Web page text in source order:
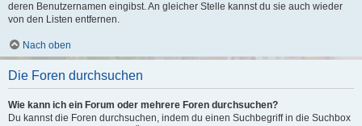
deren Benutzernamen eingibst. An gleicher Stelle kannst du sie auch wieder
von den Listen entfernen.
Nach oben
Die Foren durchsuchen
Wie kann ich ein Forum oder mehrere Foren durchsuchen?
Du kannst die Foren durchsuchen, indem du einen Suchbegriff in die Suchbox